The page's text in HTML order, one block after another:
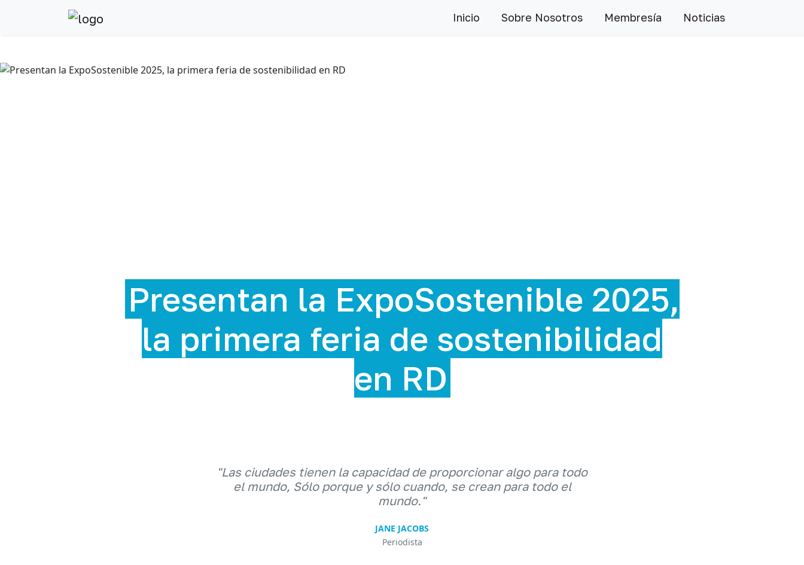
Inicio Sobre Nosotros Membresía Noticias
Presentan la ExpoSostenible 2025,
la primera feria de sostenibilidad
en RD
"Las ciudades tienen la capacidad de proporcionar algo para todo
el mundo, Sólo porque y sólo cuando, se crean para todo el
mundo."
JANE JACOBS
Periodista